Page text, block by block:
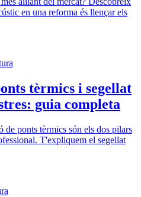
en una reforma és llençar els
tèrmics i segellat
guia completa
ponts tèrmics són els dos pilars
T'expliquem el segellat